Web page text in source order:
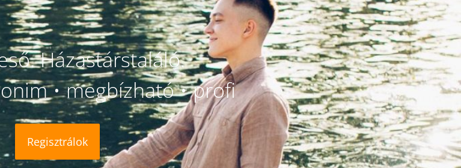
Házastárstaláló.
• megbízható • profi
Regisztrálok